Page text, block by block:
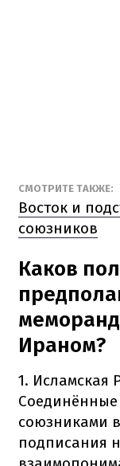
СМОТРИТЕ ТАКЖЕ:
Восток и
союзников
Каков
Ираном?
1. Исламская
союзниками
подписания